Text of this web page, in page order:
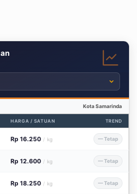
Kota Samarinda
HARGA / SATUAN TREND
Rp 16.250 / kg — Tetap
Rp 12.600 / kg — Tetap
Rp 18.250 / kg — Tetap